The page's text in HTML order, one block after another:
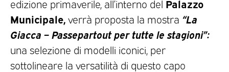
edizione primaverile, all’interno del Palazzo
Municipale,verrà proposta la mostra “La
Giacca – Passepartout per tutte le stagioni”:
una selezione di modelli iconici, per
sottolineare la versatilità di questo capo